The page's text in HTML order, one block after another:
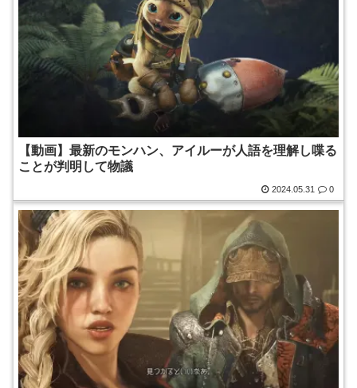
【動画】最新のモンハン、アイルーが人語を理解し喋る
ことが判明して物議
2024.05.31 0